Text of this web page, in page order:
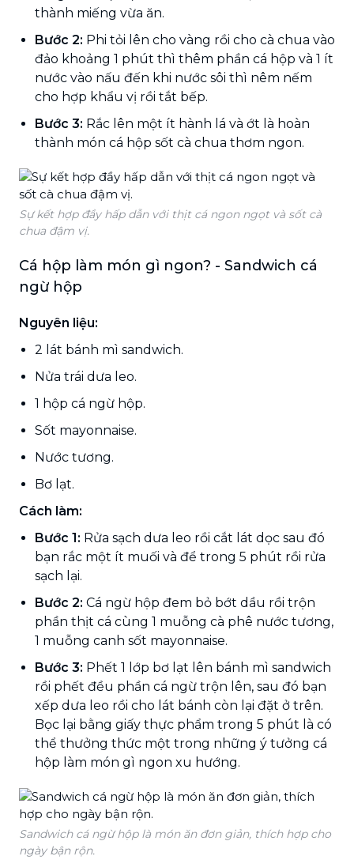
thành miếng vừa ăn.
Bước 2: Phi tỏi lên cho vàng rồi cho cà chua vào
đảo khoảng 1 phút thì thêm phần cá hộp và 1 ít
nước vào nấu đến khi nước sôi thì nêm nếm
cho hợp khẩu vị rồi tắt bếp.
Bước 3: Rắc lên một ít hành lá và ớt là hoàn
thành món cá hộp sốt cà chua thơm ngon.
Sự kết hợp đầy hấp dẫn với thịt cá ngon ngọt và sốt cà
chua đậm vị.
Cá hộp làm món gì ngon? - Sandwich cá
ngừ hộp
Nguyên liệu:
2 lát bánh mì sandwich.
Nửa trái dưa leo.
1 hộp cá ngừ hộp.
Sốt mayonnaise.
Nước tương.
Bơ lạt.
Cách làm:
Bước 1: Rửa sạch dưa leo rồi cắt lát dọc sau đó
bạn rắc một ít muối và để trong 5 phút rồi rửa
sạch lại.
Bước 2: Cá ngừ hộp đem bỏ bớt dầu rồi trộn
phần thịt cá cùng 1 muỗng cà phê nước tương,
1 muỗng canh sốt mayonnaise.
Bước 3: Phết 1 lớp bơ lạt lên bánh mì sandwich
rồi phết đều phần cá ngừ trộn lên, sau đó bạn
xếp dưa leo rồi cho lát bánh còn lại đặt ở trên.
Bọc lại bằng giấy thực phẩm trong 5 phút là có
thể thưởng thức một trong những ý tưởng cá
hộp làm món gì ngon xu hướng.
Sandwich cá ngừ hộp là món ăn đơn giản, thích hợp cho
ngày bận rộn.